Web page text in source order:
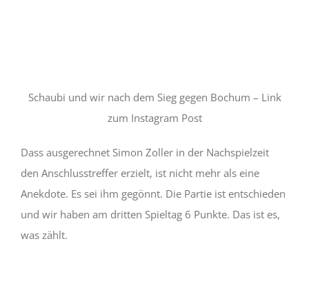
Schaubi und wir nach dem Sieg gegen Bochum – Link
zum Instagram Post
Dass ausgerechnet Simon Zoller in der Nachspielzeit
den Anschlusstreffer erzielt, ist nicht mehr als eine
Anekdote. Es sei ihm gegönnt. Die Partie ist entschieden
und wir haben am dritten Spieltag 6 Punkte. Das ist es,
was zählt.